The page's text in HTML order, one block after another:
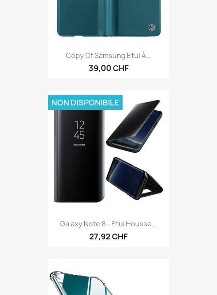
Copy Of Samsung Etui À...
39,00 CHF
Galaxy Note 8 - Etui Housse...
27,92 CHF
NON DISPONIBILE